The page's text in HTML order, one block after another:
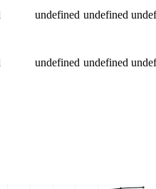
undefined undefined
undefined undefined